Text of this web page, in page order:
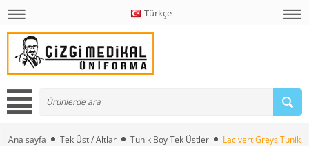
Türkçe
Ana sayfa Tek Üst / Altlar Tunik Boy Tek Üstler Lacivert Greys Tunik